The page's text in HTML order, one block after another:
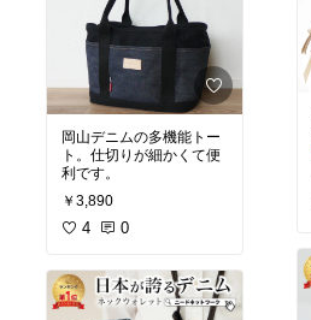
岡山デニムの多機能トー
ト。仕切りが細かくて便
利です。
￥3,890
4 0